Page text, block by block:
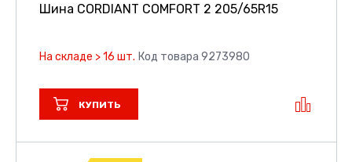
Шина CORDIANT COMFORT 2 205/65R15
На складе > 16 шт. Код товара 9273980
КУПИТЬ